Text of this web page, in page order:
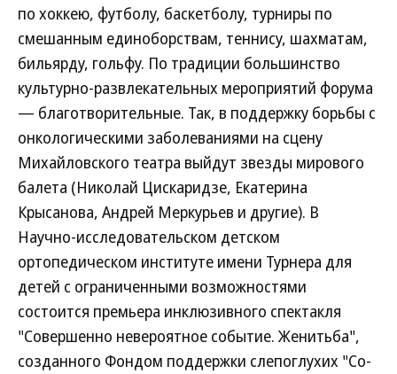
по хоккею, футболу, баскетболу, турниры по
смешанным единоборствам, теннису, шахматам,
бильярду, гольфу. По традиции большинство
культурно-развлекательных мероприятий форума
— благотворительные. Так, в поддержку борьбы с
онкологическими заболеваниями на сцену
Михайловского театра выйдут звезды мирового
балета (Николай Цискаридзе, Екатерина
Крысанова, Андрей Меркурьев и другие). В
Научно-исследовательском детском
ортопедическом институте имени Турнера для
детей с ограниченными возможностями
состоится премьера инклюзивного спектакля
"Совершенно невероятное событие. Женитьба",
созданного Фондом поддержки слепоглухих "Со-